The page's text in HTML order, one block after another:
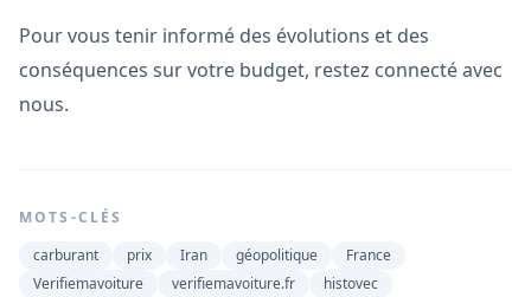
Pour vous tenir informé des évolutions et des
conséquences sur votre budget, restez connecté avec
nous.
MOTS-CLÉS
carburant
prix Iran géopolitique
France
Verifiemavoiture
verifiemavoiture.fr histovec